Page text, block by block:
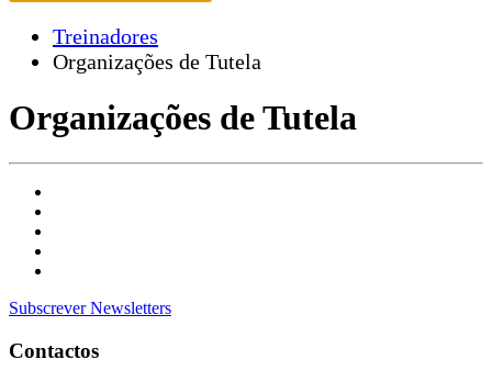
Treinadores
Organizações de Tutela
Organizações de Tutela
Subscrever Newsletters
Contactos